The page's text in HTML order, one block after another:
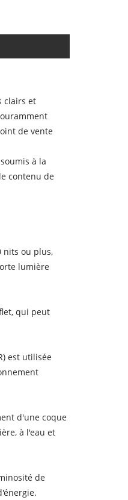
clairs et
de vente
à la
contenu de
nits ou plus,
lumière
qui peut
est utilisée
d'une coque
à l'eau et
de